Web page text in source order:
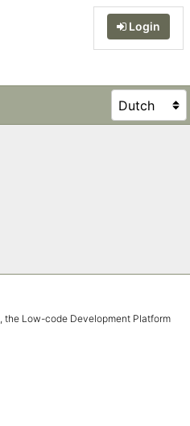
Login
, the Low-code Development Platform